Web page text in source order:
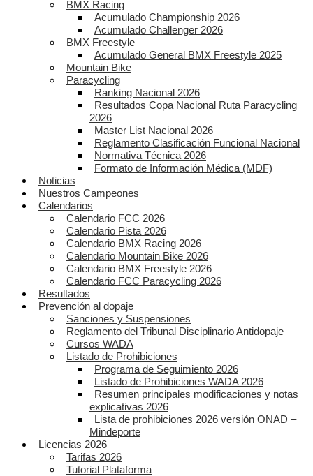
BMX Racing
Acumulado Championship 2026
Acumulado Challenger 2026
BMX Freestyle
Acumulado General BMX Freestyle 2025
Mountain Bike
Paracycling
Ranking Nacional 2026
Resultados Copa Nacional Ruta Paracycling
2026
Master List Nacional 2026
Reglamento Clasificación Funcional Nacional
Normativa Técnica 2026
Formato de Información Médica (MDF)
Noticias
Nuestros Campeones
Calendarios
Calendario FCC 2026
Calendario Pista 2026
Calendario BMX Racing 2026
Calendario Mountain Bike 2026
Calendario BMX Freestyle 2026
Calendario FCC Paracycling 2026
Resultados
Prevención al dopaje
Sanciones y Suspensiones
Reglamento del Tribunal Disciplinario Antidopaje
Cursos WADA
Listado de Prohibiciones
Programa de Seguimiento 2026
Listado de Prohibiciones WADA 2026
Resumen principales modificaciones y notas
explicativas 2026
Lista de prohibiciones 2026 versión ONAD –
Mindeporte
Licencias 2026
Tarifas 2026
Tutorial Plataforma